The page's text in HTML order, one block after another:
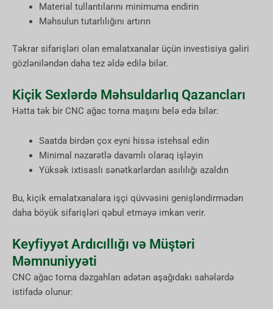
Material tullantılarını minimuma endirin
Məhsulun tutarlılığını artırın
Təkrar sifarişləri olan emalatxanalar üçün investisiya gəliri
gözləniləndən daha tez əldə edilə bilər.
Kiçik Sexlərdə Məhsuldarlıq Qazancları
Hətta tək bir CNC ağac torna maşını belə edə bilər:
Saatda birdən çox eyni hissə istehsal edin
Minimal nəzarətlə davamlı olaraq işləyin
Yüksək ixtisaslı sənətkarlardan asılılığı azaldın
Bu, kiçik emalatxanalara işçi qüvvəsini genişləndirmədən
daha böyük sifarişləri qəbul etməyə imkan verir.
Keyfiyyət Ardıcıllığı və Müştəri
Məmnuniyyəti
CNC ağac torna dəzgahları adətən aşağıdakı sahələrdə
istifadə olunur: